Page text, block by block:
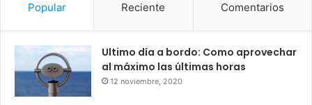
Popular Reciente Comentarios
Ultimo día a bordo: Como aprovechar
al máximo las últimas horas
12 noviembre, 2020